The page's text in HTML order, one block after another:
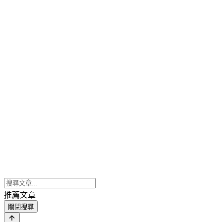
推薦文章
關閉搜尋